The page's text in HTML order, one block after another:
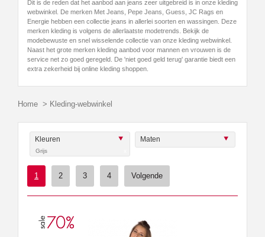
Dit is de reden dat het aanbod aan jeans zeer uitgebreid is in onze kleding
webwinkel. De merken Met Jeans, Pepe Jeans, Guess, JC Rags en
Energie hebben een collectie jeans in allerlei soorten en wassingen. Deze
merken kleding is volgens de allerlaatste modetrends. Bekijk de
modebewuste en snel wisselende collectie van onze kleding webwinkel.
Naast het grote merken kleding aanbod voor mannen en vrouwen is de
service net zo goed geregeld. De 'niet goed geld terug' garantie biedt een
extra zekerheid bij online kleding shoppen.
Home > Kleding-webwinkel
Kleuren
Grijs
Maten
1 2 3 4 Volgende